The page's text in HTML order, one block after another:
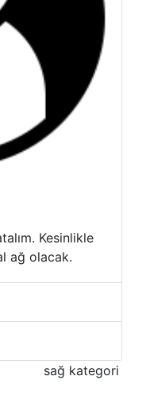
Kesinlikle
ağ olacak.
sağ kategori